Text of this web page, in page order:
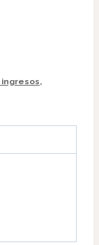
ingresos,